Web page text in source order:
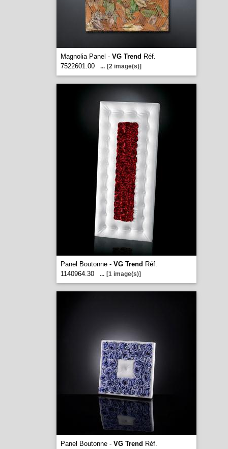
Magnolia Panel - VG Trend Réf.
7522601.00
... [2 image(s)]
Panel Boutonne - VG Trend Réf.
1140964.30
... [1 image(s)]
Panel Boutonne - VG Trend Réf.